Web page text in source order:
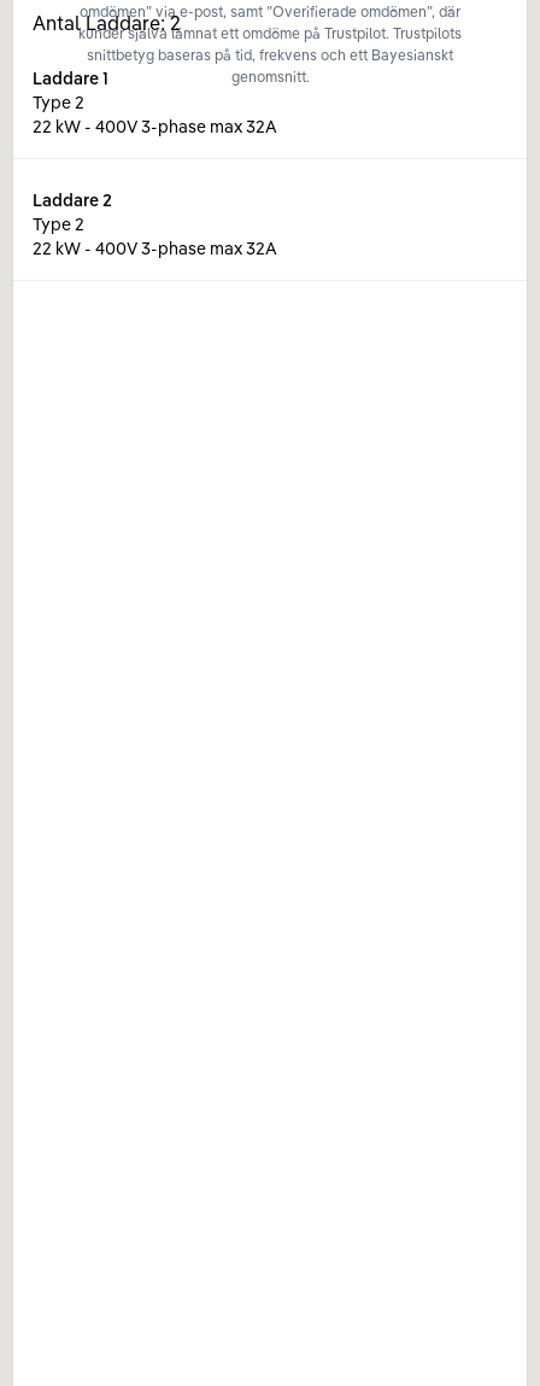
omdömen” via e-post, samt ”Overifierade omdömen”, där
kunder själva lämnat ett omdöme på Trustpilot. Trustpilots
snittbetyg baseras på tid, frekvens och ett Bayesianskt
genomsnitt.
Antal Laddare:2
Laddare1
Type 2
22 kW - 400V 3-phase max 32A
Laddare2
Type 2
22 kW - 400V 3-phase max 32A